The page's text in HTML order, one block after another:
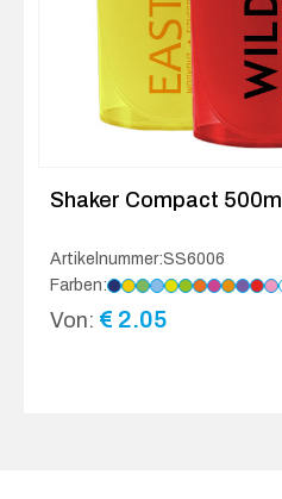
Shaker Compact 500ml
Artikelnummer:SS6006
Farben:
Von: € 2.05